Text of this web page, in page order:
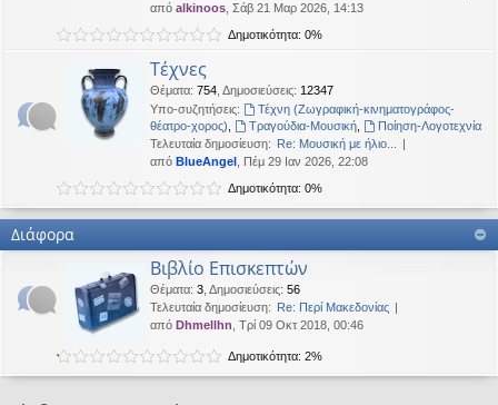
από alkinoos , Σάβ 21 Μαρ 2026, 14:13
Δημοτικότητα: 0%
Τέχνες
Θέματα: 754 Δημοσιεύσεις: 12347
Υπο-συζητήσεις:
Τέχνη (Ζωγραφική-κινηματογράφος-
θέατρο-χορος)
Τραγούδια-Μουσική,
Ποίηση-Λογοτεχνία
Τελευταία δημοσίευση: Re: Μουσική με ήλιο...
από BlueAngel , Πέμ 29 Ιαν 2026, 22:08
Δημοτικότητα: 0%
Διάφορα
Βιβλίο Επισκεπτών
Θέματα: 3 Δημοσιεύσεις: 56
Τελευταία δημοσίευση: Re: Περί Μακεδονίας
από Dhmellhn , Τρί 09 Οκτ 2018, 00:46
Δημοτικότητα: 2%